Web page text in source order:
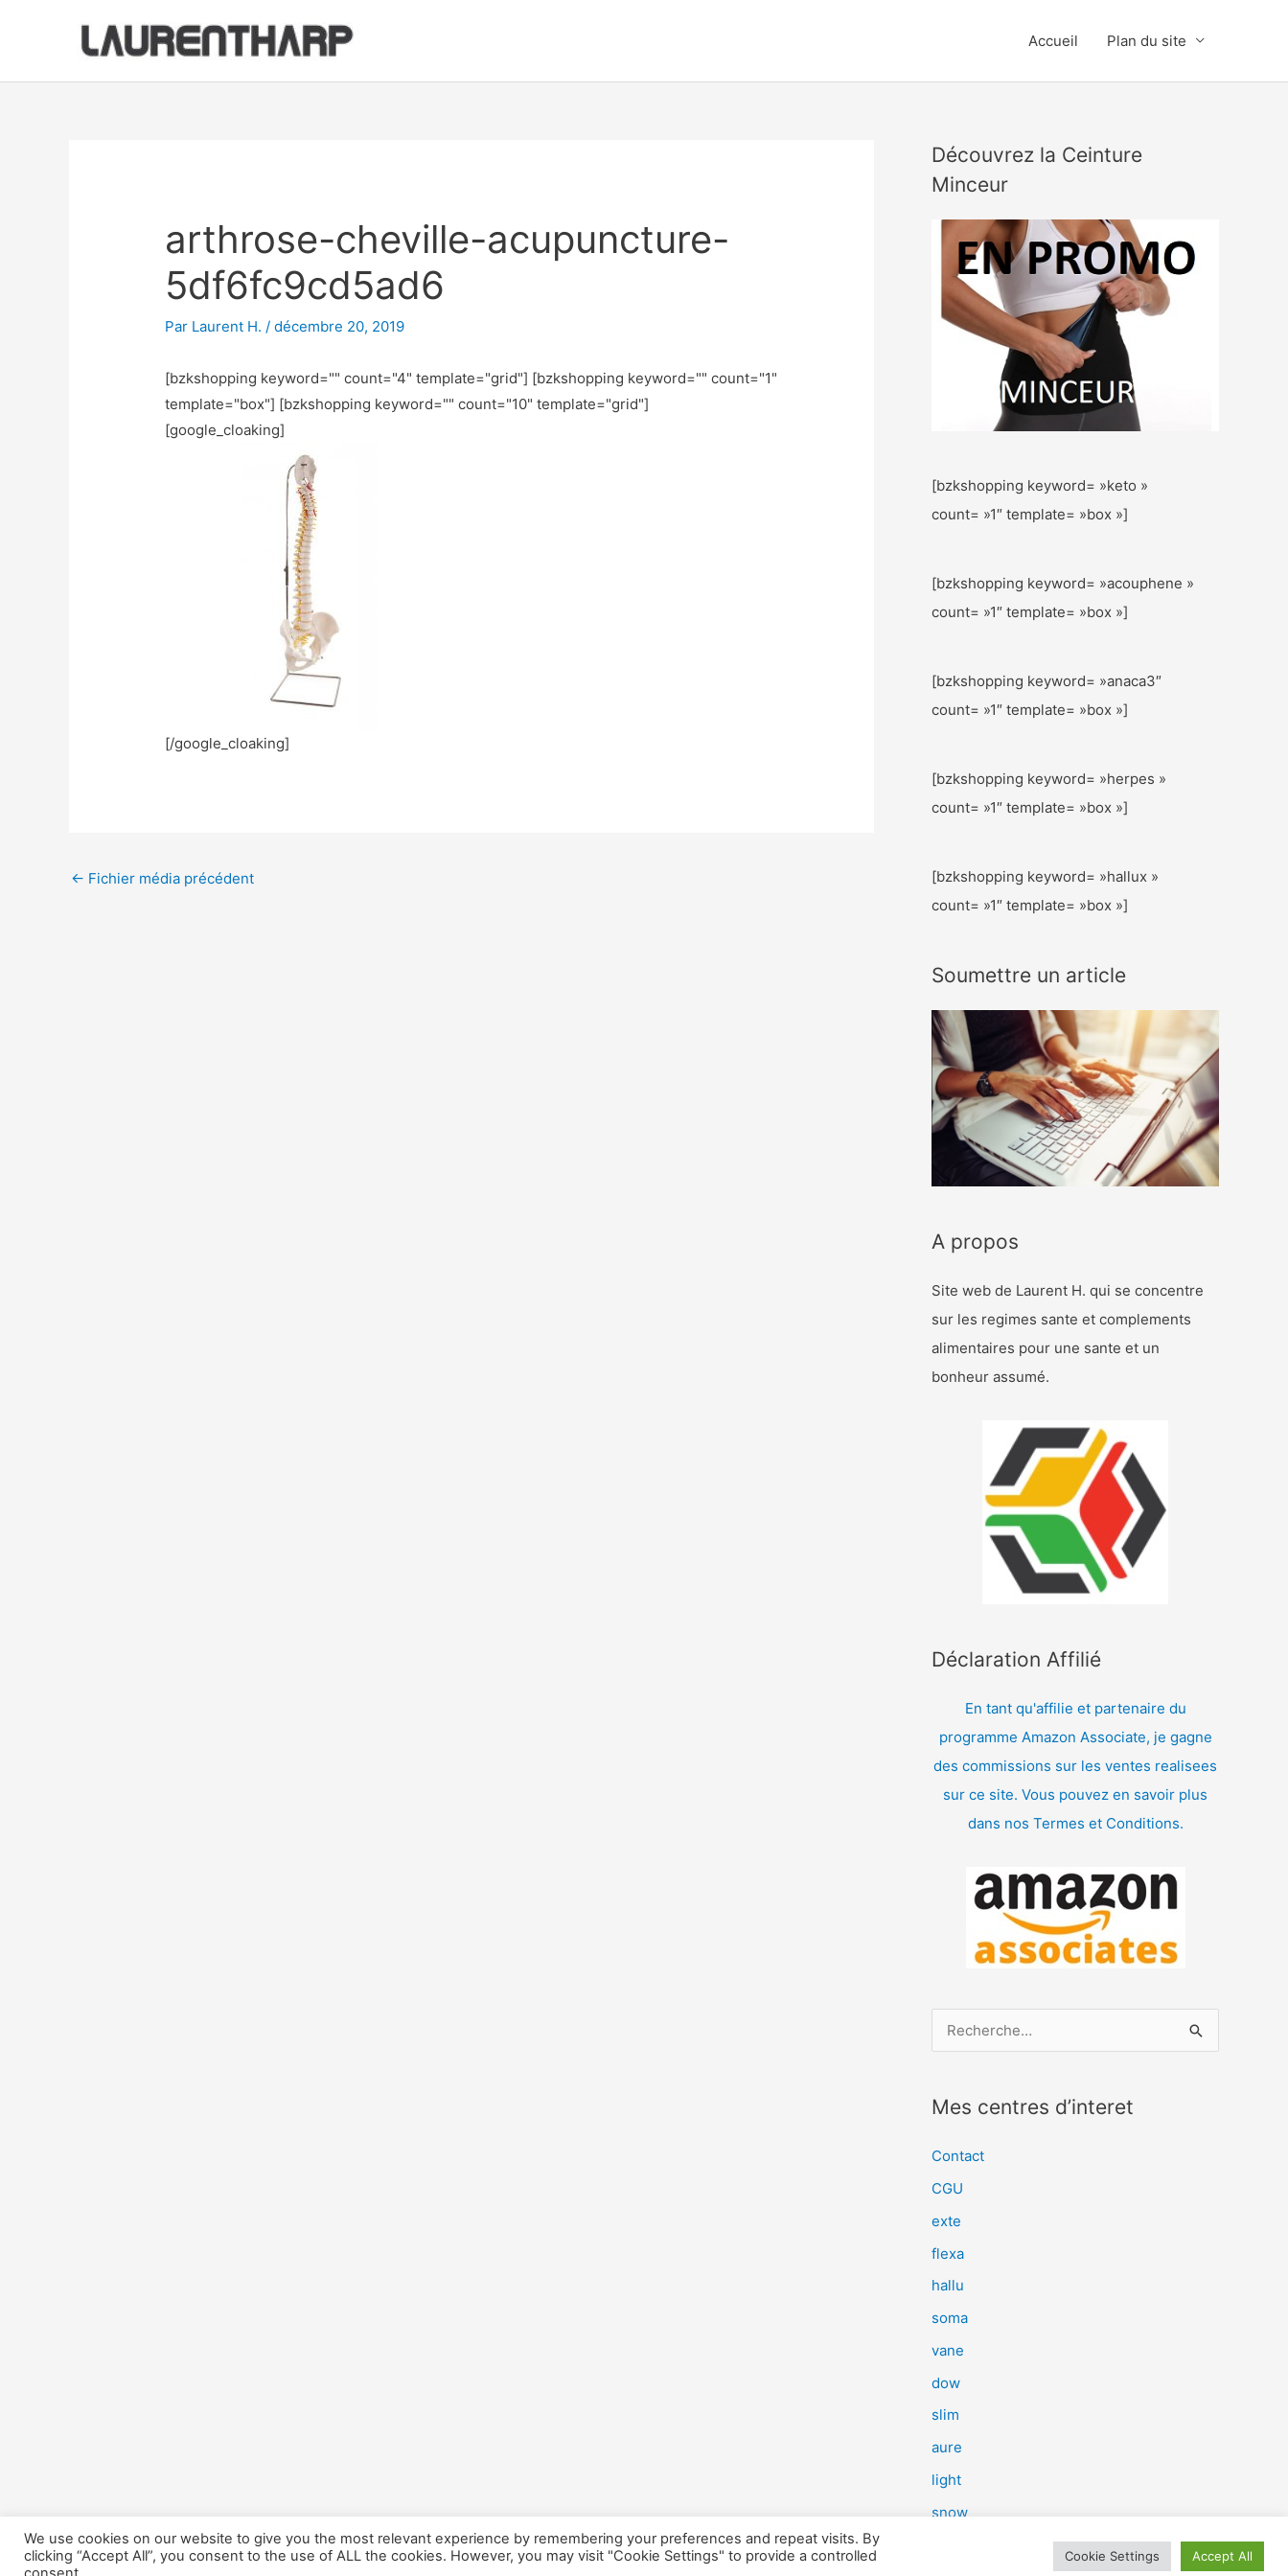
Accueil Plan du site
arthrose-cheville-acupuncture-
5df6fc9cd5ad6
Par Laurent H./décembre 20, 2019
[bzkshopping keyword="" count="4" template="grid"] [bzkshopping keyword="" count="1"
template="box"] [bzkshopping keyword="" count="10" template="grid"]
[google_cloaking]
[/google_cloaking]
← Fichier média précédent
Découvrez la Ceinture
Minceur
[bzkshopping keyword= »keto »
count= »1″ template= »box »]
[bzkshopping keyword= »acouphene »
count= »1″ template= »box »]
[bzkshopping keyword= »anaca3″
count= »1″ template= »box »]
[bzkshopping keyword= »herpes »
count= »1″ template= »box »]
[bzkshopping keyword= »hallux »
count= »1″ template= »box »]
Soumettre un article
A propos
Site web de Laurent H. qui se concentre
sur les regimes sante et complements
alimentaires pour une sante et un
bonheur assumé.
Déclaration Affilié
En tant qu'affilie et partenaire du
programme Amazon Associate, je gagne
des commissions sur les ventes realisees
sur ce site. Vous pouvez en savoir plus
dans nos Termes et Conditions.
e
e
r
:
Mes centres d’interet
Contact
CGU
exte
flexa
hallu
soma
vane
dow
slim
aure
light
snow
We use cookies on our website to give you the most relevant experience by remembering your preferences and repeat visits. By
clicking “Accept All”, you consent to the use of ALL the cookies. However, you may visit "Cookie Settings" to provide a controlled
Cookie Settings Accept All